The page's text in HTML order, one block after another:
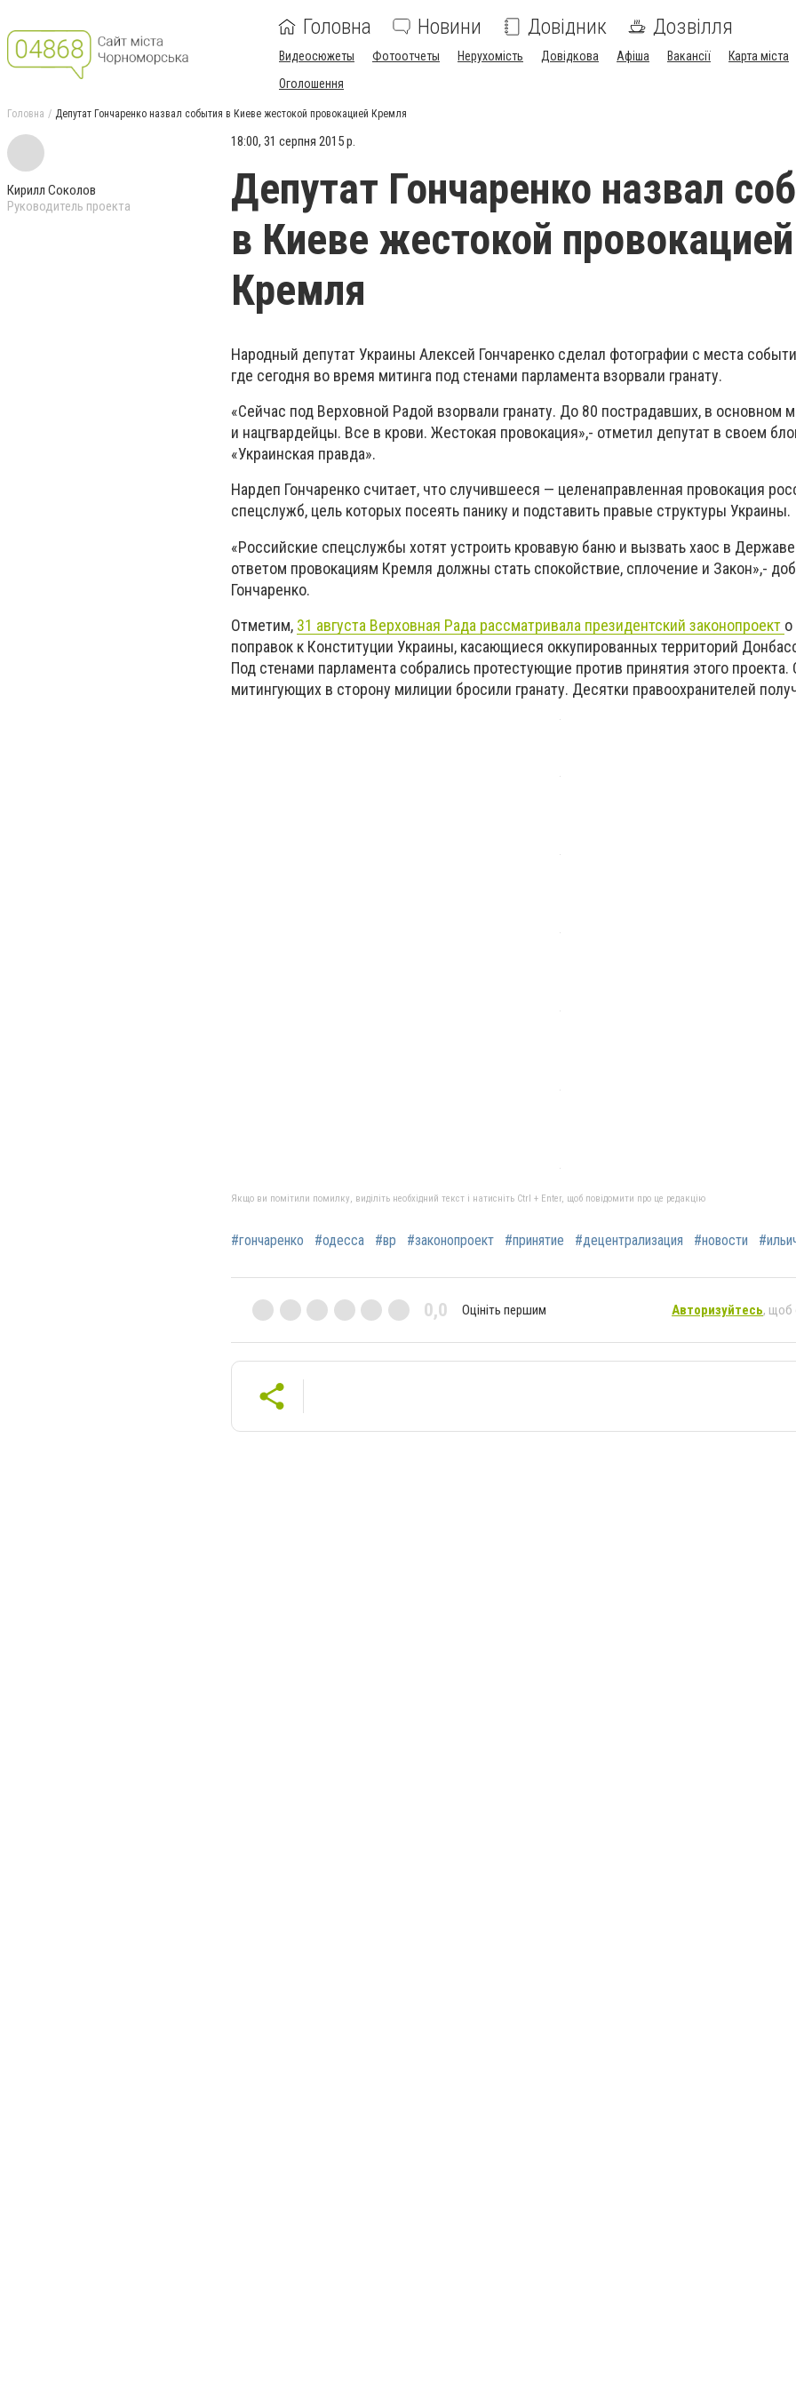
Головна Новини Довідник Дозвілля
Видеосюжеты Фотоотчеты Нерухомість Довідкова Афіша Вакансії
Карта міста
Оголошення
Головна Депутат Гончаренко назвал события в Киеве жестокой провокацией Кремля
Кирилл Соколов
Руководитель проекта
18:00, 31 серпня 2015 р.
Депутат Гончаренко назвал
в Киеве жестокой провокацией
Кремля
Народный депутат Украины Алексей Гончаренко сделал фотографии с места
где сегодня во время митинга под стенами парламента взорвали гранату.
«Сейчас под Верховной Радой взорвали гранату. До 80 пострадавших, в основном
и нацгвардейцы. Все в крови. Жестокая провокация»,- отметил депутат в своем
«Украинская правда».
Нардеп Гончаренко считает, что случившееся — целенаправленная провокация
спецслужб, цель которых посеять панику и подставить правые структуры Украины.
«Российские спецслужбы хотят устроить кровавую баню и вызвать хаос в
ответом провокациям Кремля должны стать спокойствие, сплочение и Закон»,-
Гончаренко.
Отметим, 31 августа Верховная Рада рассматривала президентский законопроект
поправок к Конституции Украины, касающиеся оккупированных территорий
Под стенами парламента собрались протестующие против принятия этого
митингующих в сторону милиции бросили гранату. Десятки правоохранителей
Якщо ви помітили помилку, виділіть необхідний текст і натисніть Ctrl + Enter, щоб повідомити про це редакцію
#гончаренко #одесса #вр #законопроект #принятие #децентрализация #новости
0,0 Оцініть першим Авторизуйтесь, щоб